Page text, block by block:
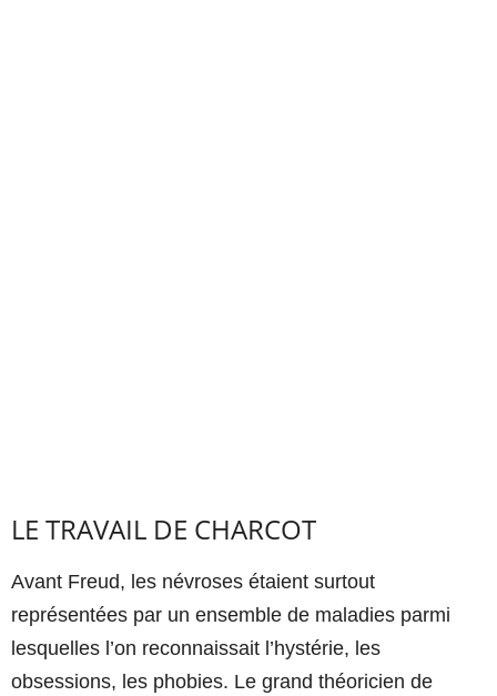
LE TRAVAIL DE CHARCOT
Avant Freud, les névroses étaient surtout
représentées par un ensemble de maladies parmi
lesquelles l’on reconnaissait l’hystérie, les
obsessions, les phobies. Le grand théoricien de